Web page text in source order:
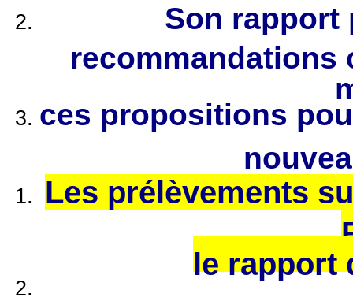
Son rapport
recommandations
ces propositions
Les prélèvements
le rapport